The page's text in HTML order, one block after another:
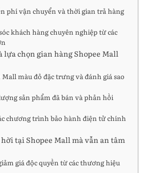
phí vận chuyển và thời gian trả hàng
khách hàng chuyên nghiệp từ các
lựa chọn gian hàng Shopee Mall
màu đỏ đặc trưng và đánh giá sao
sản phẩm đã bán và phản hồi
chương trình bảo hành điện tử chính
tại Shopee Mall mà vẫn an tâm
giá độc quyền từ các thương hiệu